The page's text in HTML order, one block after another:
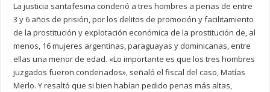
La justicia santafesina condenó a tres hombres a penas de entre
3 y 6 años de prisión, por los delitos de promoción y facilitamiento
de la prostitución y explotación económica de la prostitución de, al
menos, 16 mujeres argentinas, paraguayas y dominicanas, entre
ellas una menor de edad. «Lo importante es que los tres hombres
juzgados fueron condenados», señaló el fiscal del caso, Matías
Merlo. Y resaltó que si bien habían pedido penas más altas,